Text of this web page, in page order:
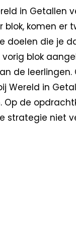
in Getallen
blok, komen er
doelen die je
blok
de leerlingen.
Wereld in
Op de
niet